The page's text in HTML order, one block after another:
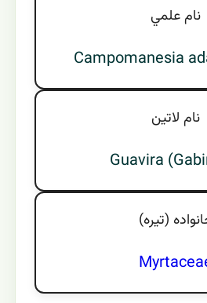
نام علمي
Campomanesia
نام لاتين
Guavira
(تيره)